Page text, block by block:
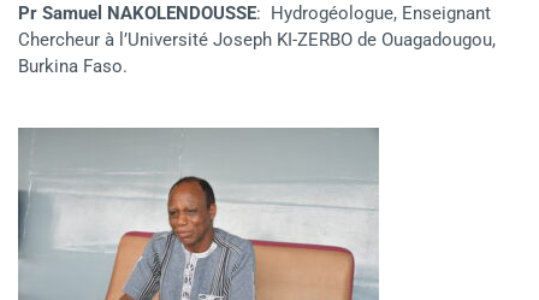
Pr Samuel NAKOLENDOUSSE: Hydrogéologue, Enseignant
Chercheur à l’Université Joseph KI-ZERBO de Ouagadougou,
Burkina Faso.